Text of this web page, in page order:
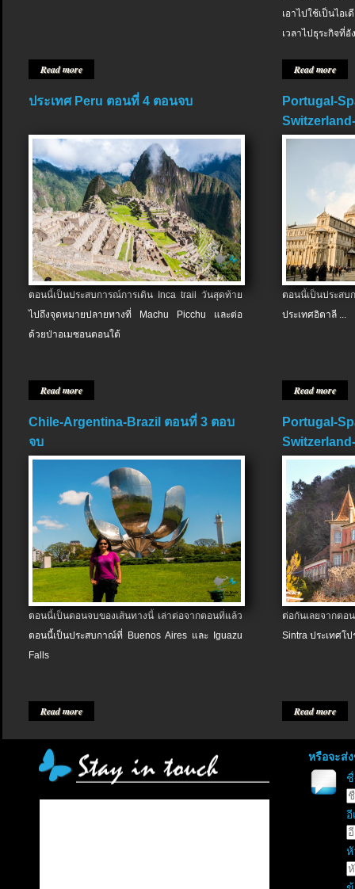
Read more
เอาไปใช้เป็นไอ
เวลาไปธุระกิจที่อั
Read more
ประเทศ Peru ตอนที่ 4 ตอนจบ
ตอนนี้เป็นประสบการณ์การเดิน Inca trail วันสุดท้าย
ไปถึงจุดหมายปลายทางที่ Machu Picchu และต่อ
ด้วยป่าอเมซอนตอนใต้
Read more
Portugal-
ตอนนี้เป็นประส
ประเทศอิตาลี ...
Read more
Chile-Argentina-Brazil ตอนที่ 3 ตอบ
จบ
ตอนนี้เป็นตอนจบของเส้นทางนี้ เล่าต่อจากตอนที่แล้ว
ตอนนี้เป็นประสบกาณ์ที่ Buenos Aires และ Iguazu
Falls
Read more
Portugal-
ต่อกันเลยจากต
Sintra ประเทศโป
Read more
หรือจะส่
อี
หั